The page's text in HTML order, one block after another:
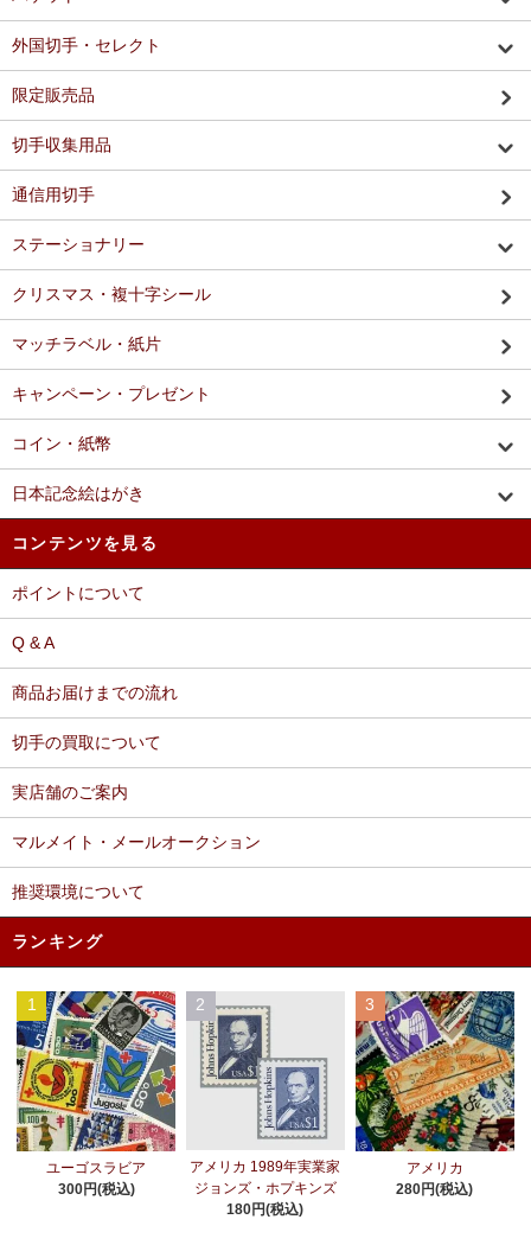
外国切手・セレクト
限定販売品
切手収集用品
通信用切手
ステーショナリー
クリスマス・複十字シール
マッチラベル・紙片
キャンペーン・プレゼント
コイン・紙幣
日本記念絵はがき
コンテンツを見る
ポイントについて
Q & A
商品お届けまでの流れ
切手の買取について
実店舗のご案内
マルメイト・メールオークション
推奨環境について
ランキング
1
ユーゴスラビア
300円(税込)
2
アメリカ 1989年実業家
ジョンズ・ホプキンズ
180円(税込)
3
アメリカ
280円(税込)